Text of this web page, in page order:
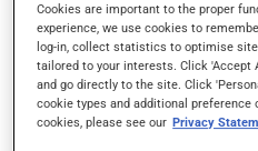
Effets indésirables
En plus de ses effets
l'occasion entraîner
secondaires), notamment :
Cookies are important to the proper
experience, we use cookies to
log-in, collect statistics to optimise
tailored to your interests. Click 'Accept
and go directly to the site. Click
cookie types and additional
cookies, please see our Privacy